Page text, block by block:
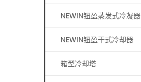
NEWIN钮盈蒸发式冷凝器
NEWIN钮盈干式冷却器
箱型冷却塔